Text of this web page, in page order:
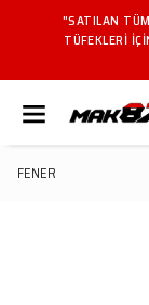
"SATILAN
TÜFEKLERI
FENER